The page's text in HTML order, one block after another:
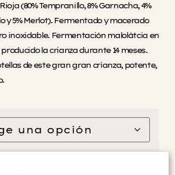
(80% Tempranillo, 8% Garnacha, 4%
y 5% Merlot). Fermentado y macerado
inoxidable. Fermentación malolátcia en
la crianza durante 14 meses.
de este gran gran crianza, potente,